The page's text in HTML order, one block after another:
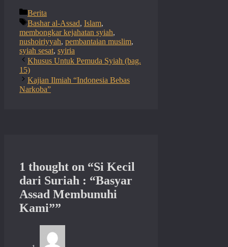
Categories
Berita
Tags
Bashar al-Assad, Islam,
membongkar kejahatan syiah,
nushoiriyyah, pembantaian muslim,
syiah sesat, syiria
Khusus Untuk Pemuda Syiah (bag.
15)
Kajian Ilmiah “Indonesia Bebas
Narkoba”
1 thought on “Si Kecil
dari Suriah : “Basyar
Assad Membunuhi
Kami””